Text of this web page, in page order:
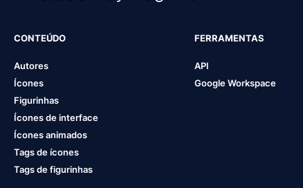
CONTEÚDO
Autores
Ícones
Figurinhas
Ícones de interface
Ícones animados
Tags de ícones
Tags de figurinhas
FERRAMENTAS
API
Google Workspace